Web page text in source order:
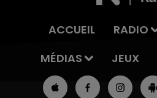
ACCUEIL RADIO
MÉDIAS
JEUX